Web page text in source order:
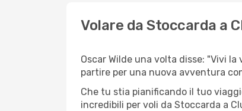
Volare da Stoccarda a
Oscar Wilde una volta disse: "Vivi
partire per una nuova avventura
Che tu stia pianificando il tuo
incredibili per voli da Stoccarda a